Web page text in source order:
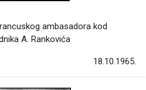
ambasadora kod
A. Rankovića
18.10.1965.